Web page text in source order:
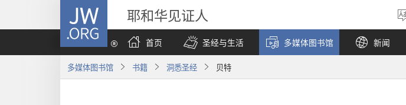
JW.ORG 耶和华见证人
首页
圣经与生活 多媒体图书馆 新闻
多媒体图书馆 书籍 洞悉圣经 贝特